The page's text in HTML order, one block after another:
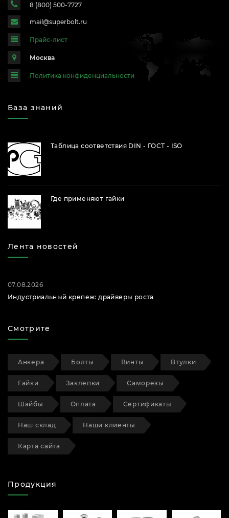
8 (800) 500-7727
mail@superbolt.ru
Прайс-лист
Москва
Политика конфиденциальности
База знаний
Таблица соответствия DIN - ГОСТ - ISO
Где применяют гайки
Лента новостей
07.08.2026
Индустриальный крепеж: драйверы роста
Смотрите
Анкера Болты Винты Втулки
Гайки Заклепки Саморезы
Шайбы Оплата Сертификаты
Наш склад Наши клиенты
Карта сайта
Продукция